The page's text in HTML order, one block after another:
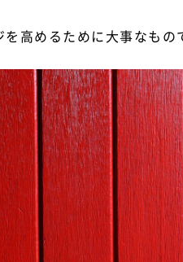
高めるために大事なもの